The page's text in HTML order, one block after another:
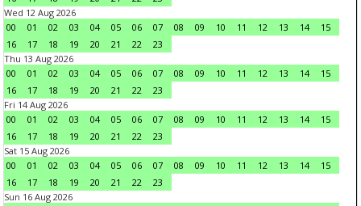
Wed 12 Aug 2026
00
01 02 03 04 05 06 07 08 09 10 11 12 13 14
15
16
17 18 19 20 21 22
23
Thu 13 Aug 2026
00
01 02 03 04 05 06 07 08 09 10 11 12 13 14
15
16
17 18 19 20 21 22
23
Fri 14 Aug 2026
00
01 02 03 04 05 06 07 08 09 10 11 12 13 14
15
16
17 18 19 20 21 22
23
Sat 15 Aug 2026
00
01 02 03 04 05 06 07 08 09 10 11 12 13 14
15
16
17 18 19 20 21 22
23
Sun 16 Aug 2026